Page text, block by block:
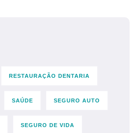
RESTAURAÇÃO DENTARIA
SAÚDE SEGURO AUTO
SEGURO DE VIDA